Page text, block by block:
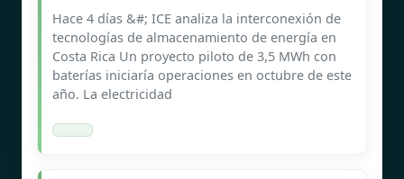
Hace 4 días &#; ICE analiza la interconexión de
tecnologías de almacenamiento de energía en
Costa Rica Un proyecto piloto de 3,5 MWh con
baterías iniciaría operaciones en octubre de este
año. La electricidad